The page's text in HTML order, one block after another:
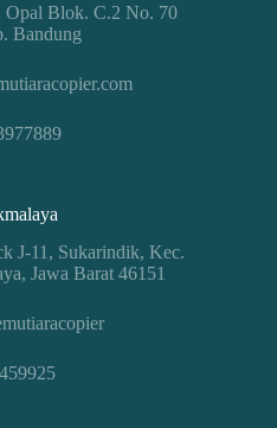
Opal Blok. C.2 No. 70
Bandung
J-11, Sukarindik, Kec.
Jawa Barat 46151